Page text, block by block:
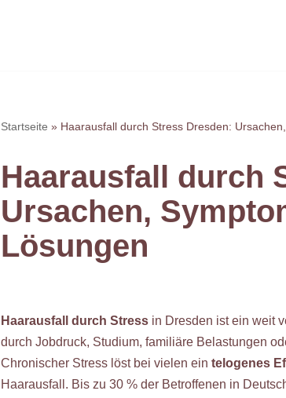
Startseite » Haarausfall durch Stress Dresden:
Haarausfall durch
Ursachen,
Lösungen
Haarausfall durch Stressin Dresden ist ein weit
durch Jobdruck, Studium, familiäre Belastungen
Chronischer Stress löst bei vielen ein telogenes
Haarausfall. Bis zu 30 % der Betroffenen in